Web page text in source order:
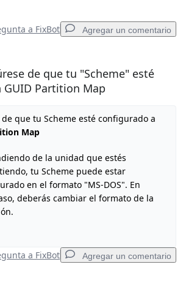
a FixBot Agregar un comentario
Agregar un comentario
Cancelar Publicar comentario
de que tu "Scheme" esté
Partition Map
que tu Scheme esté configurado a
Map
de la unidad que estés
tu Scheme puede estar
en el formato "MS-DOS". En
deberás cambiar el formato de la
a FixBot Agregar un comentario